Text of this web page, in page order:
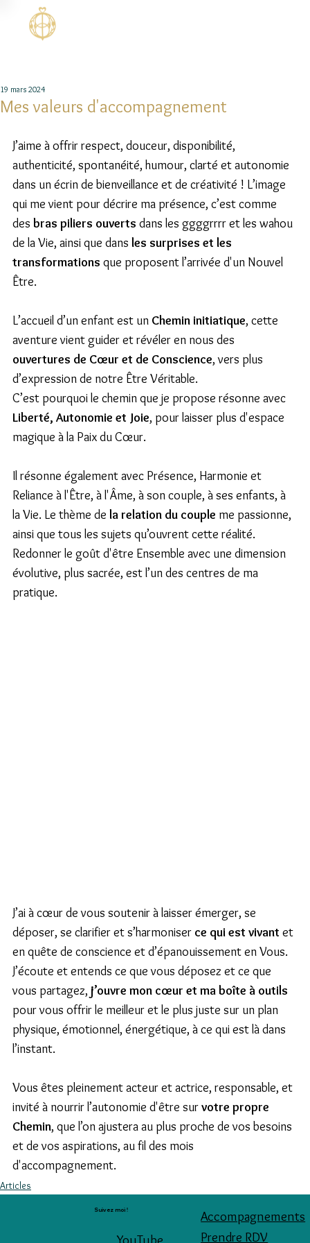
Mes valeurs d'accompagnement
19 mars 2024
J’aime à offrir respect, douceur, disponibilité,
authenticité, spontanéité, humour, clarté et autonomie
dans un écrin de bienveillance et de créativité ! L’image
qui me vient pour décrire ma présence, c’est comme
des bras piliers ouverts dans les ggggrrrr et les wahou
de la Vie, ainsi que dans les surprises et les
transformations que proposent l’arrivée d'un Nouvel
Être.
L’accueil d’un enfant est un Chemin initiatique, cette
aventure vient guider et révéler en nous des
ouvertures de Cœur et de Conscience, vers plus
d’expression de notre Être Véritable.
C’est pourquoi le chemin que je propose résonne avec
Liberté, Autonomie et Joie, pour laisser plus d'espace
magique à la Paix du Cœur.
Il résonne également avec Présence, Harmonie et
Reliance à l'Être, à l'Âme, à son couple, à ses enfants, à
la Vie. Le thème de la relation du couple me passionne,
ainsi que tous les sujets qu’ouvrent cette réalité.
Redonner le goût d'être Ensemble avec une dimension
évolutive, plus sacrée, est l’un des centres de ma
pratique.
J’ai à cœur de vous soutenir à laisser émerger, se
déposer, se clarifier et s’harmoniser ce qui est vivant et
en quête de conscience et d’épanouissement en Vous.
J’écoute et entends ce que vous déposez et ce que
vous partagez, j’ouvre mon cœur et ma boîte à outils
pour vous offrir le meilleur et le plus juste sur un plan
physique, émotionnel, énergétique, à ce qui est là dans
l’instant.
Vous êtes pleinement acteur et actrice, responsable, et
invité à nourrir l’autonomie d'être sur votre propre
Chemin, que l’on ajustera au plus proche de vos besoins
et de vos aspirations, au fil des mois
d'accompagnement.
Articles
Suivez moi !
YouTube
Accompagnements
Prendre RDV